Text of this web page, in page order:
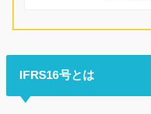
IFRS16号とは